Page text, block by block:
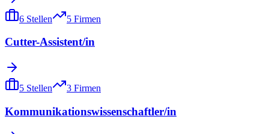
6 Stellen 5 Firmen
Cutter-Assistent/in
5 Stellen 3 Firmen
Kommunikationswissenschaftler/in